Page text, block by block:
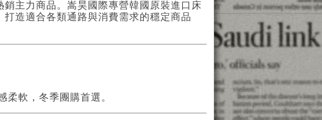
主力商品。嵩昊國際專營韓國原裝進口床
打造適合各類通路與消費需求的穩定商品
柔軟，冬季團購首選。